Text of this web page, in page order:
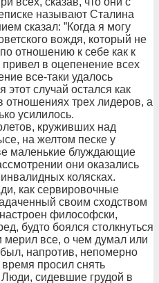
называют Сталина
сказал: ”Когда я могу
вождя, который не
отношению к себе как к
привел в оцепенение всех
все-таки удалось
случай остался как
трех лидеров, а
усилилось.
круживших над
на желтом песке у
маленькие блуждающие
они оказались
колясках.
как сервировочные
своим сходством
философски,
будто боялся столкнуться
все, о чем думал или
напротив, непомерно
просил снять
сидевшие грудой в